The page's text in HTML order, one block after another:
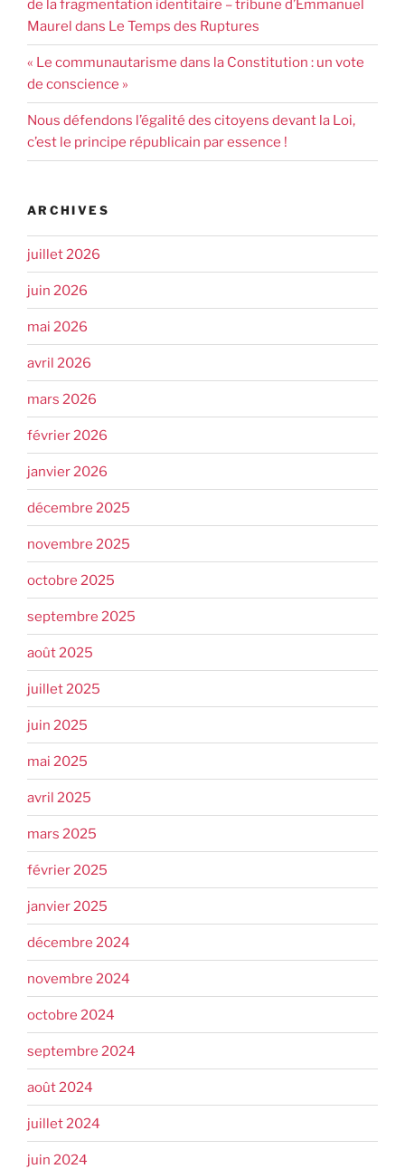
de la fragmentation identitaire – tribune d’Emmanuel
Maurel dans Le Temps des Ruptures
« Le communautarisme dans la Constitution : un vote
de conscience »
Nous défendons l’égalité des citoyens devant la Loi,
c’est le principe républicain par essence !
ARCHIVES
juillet 2026
juin 2026
mai 2026
avril 2026
mars 2026
février 2026
janvier 2026
décembre 2025
novembre 2025
octobre 2025
septembre 2025
août 2025
juillet 2025
juin 2025
mai 2025
avril 2025
mars 2025
février 2025
janvier 2025
décembre 2024
novembre 2024
octobre 2024
septembre 2024
août 2024
juillet 2024
juin 2024